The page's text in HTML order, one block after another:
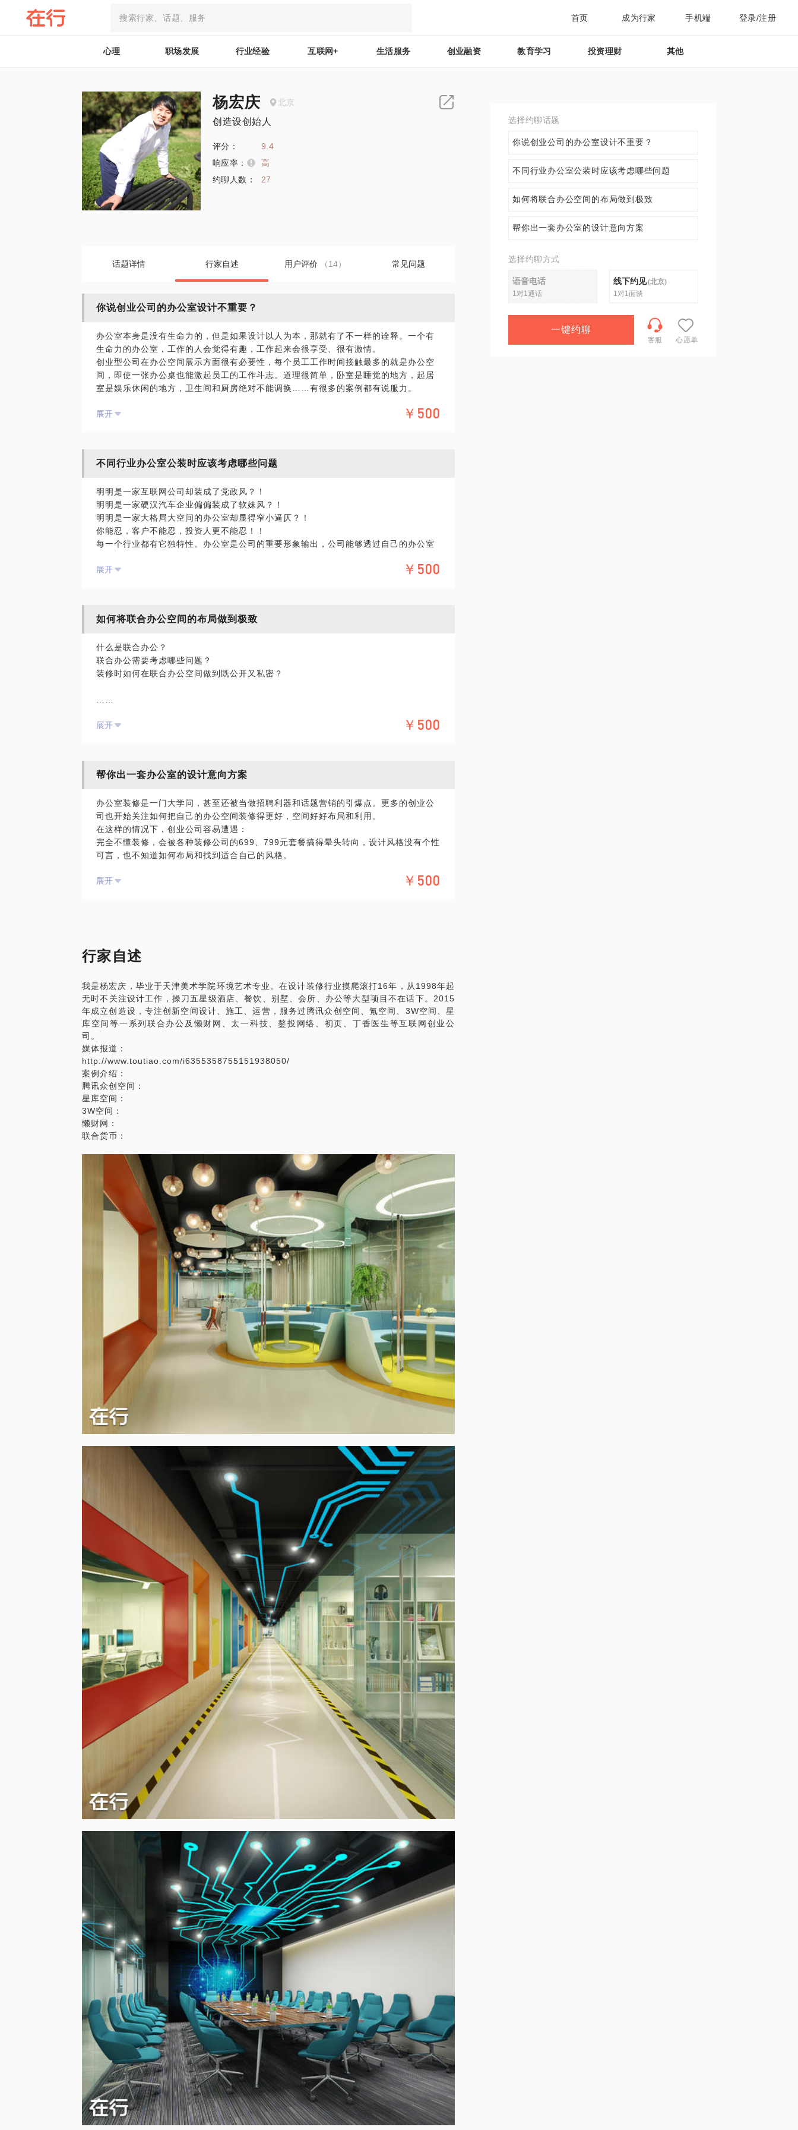
首页 成为行家 手机端 登录/注册
心理 职场发展 行业经验 互联网+ 生活服务 创业融资 教育学习 投资理财 其他
杨宏庆 北京
创造设创始人
评分：
9.4
响应率：
高
约聊人数：
27
话题详情 行家自述 用户评价 （14） 常见问题
你说创业公司的办公室设计不重要？
办公室本身是没有生命力的，但是如果设计以人为本，那就有了不一样的诠释。一个有
生命力的办公室，工作的人会觉得有趣，工作起来会很享受、很有激情。
创业型公司在办公空间展示方面很有必要性，每个员工工作时间接触最多的就是办公空
间，即使一张办公桌也能激起员工的工作斗志。道理很简单，卧室是睡觉的地方，起居
室是娱乐休闲的地方，卫生间和厨房绝对不能调换……有很多的案例都有说服力。
室和线下体验店做过设计方案。
展开 ￥500
不同行业办公室公装时应该考虑哪些问题
明明是一家互联网公司却装成了党政风？！
明明是一家硬汉汽车企业偏偏装成了软妹风？！
明明是一家大格局大空间的办公室却显得窄小逼仄？！
你能忍，客户不能忍，投资人更不能忍！！
每一个行业都有它独特性。办公室是公司的重要形象输出，公司能够透过自己的办公室
造更多价值。
从医疗行业到互联网，从汽车企业到大型联合办公空间，我有多个行业的设计经验和案
的一些浅见能给您带来更多启发。
展开 ￥500
如何将联合办公空间的布局做到极致
什么是联合办公？
联合办公需要考虑哪些问题？
装修时如何在联合办公空间做到既公开又私密？
联合办公是当下比较火的一种创业孵化器形式，以此来提高空间使用效率、节约创业成
到保密……
以大型联合办公空间设计者的身份，我能给您：
最时尚潮流的联合办公空间案例分享；
最合理完备的空间布局规划建议；
最经济省钱的施工预算装修材料推荐。
展开 ￥500
帮你出一套办公室的设计意向方案
办公室装修是一门大学问，甚至还被当做招聘利器和话题营销的引爆点。更多的创业公
司也开始关注如何把自己的办公空间装修得更好，空间好好布局和利用。
在这样的情况下，创业公司容易遭遇：
完全不懂装修，会被各种装修公司的699、799元套餐搞得晕头转向，设计风格没有个性
可言，也不知道如何布局和找到适合自己的风格。
务过很多创业公司，懒财网、鏊投网络、初页、太一科技等等创业公司的办公空间。
题。请把你的问题提前发给我，方便我做更精确的准备，提升见面效率。期待与你的见
面。
展开 ￥500
行家自述
我是杨宏庆，毕业于天津美术学院环境艺术专业。在设计装修行业摸爬滚打16年，从1998年起
无时不关注设计工作，操刀五星级酒店、餐饮、别墅、会所、办公等大型项目不在话下。2015
年成立创造设，专注创新空间设计、施工、运营，服务过腾讯众创空间、氪空间、3W空间、星
库空间等一系列联合办公及懒财网、太一科技、鏊投网络、初页、丁香医生等互联网创业公
司。
媒体报道：
http://www.toutiao.com/i6355358755151938050/
案例介绍：
腾讯众创空间：
星库空间：
3W空间：
懒财网：
联合货币：
选择约聊话题
你说创业公司的办公室设计不重要？
不同行业办公室公装时应该考虑哪些问题
如何将联合办公空间的布局做到极致
帮你出一套办公室的设计意向方案
选择约聊方式
语音电话
1对1通话
线下约见(北京)
1对1面谈
一键约聊
客服 心愿单